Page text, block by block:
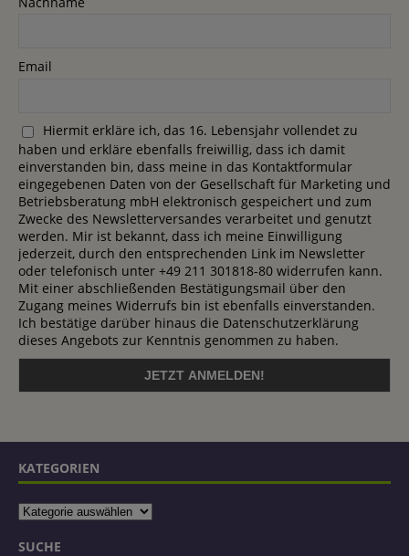
Email
Hiermit erkläre ich, das 16. Lebensjahr vollendet zu
haben und erkläre ebenfalls freiwillig, dass ich damit
einverstanden bin, dass meine in das Kontaktformular
eingegebenen Daten von der Gesellschaft für Marketing und
Betriebsberatung mbH elektronisch gespeichert und zum
Zwecke des Newsletterversandes verarbeitet und genutzt
werden. Mir ist bekannt, dass ich meine Einwilligung
jederzeit, durch den entsprechenden Link im Newsletter
oder telefonisch unter +49 211 301818-80 widerrufen kann.
Mit einer abschließenden Bestätigungsmail über den
Zugang meines Widerrufs bin ist ebenfalls einverstanden.
Ich bestätige darüber hinaus die Datenschutzerklärung
dieses Angebots zur Kenntnis genommen zu haben.
KATEGORIEN
SUCHE